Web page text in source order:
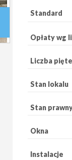
Standard
Opłaty wg
Liczba
Stan lokalu
Stan
Okna
Instalacje